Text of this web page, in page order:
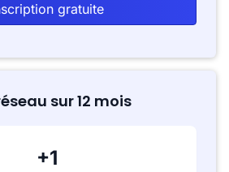
gratuite
sur 12 mois
+1